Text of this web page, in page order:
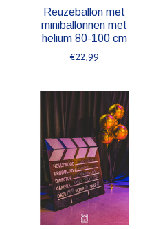
Reuzeballon met
miniballonnen met
helium 80-100 cm
€22,99